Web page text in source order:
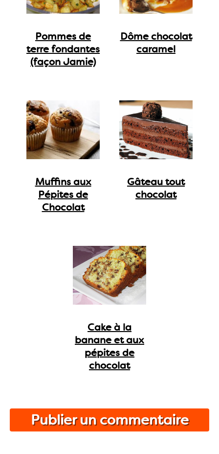
Pommes de
terre fondantes
(façon Jamie)
Dôme chocolat
caramel
Muffins aux
Pépites de
Chocolat
Gâteau tout
chocolat
Cake à la
banane et aux
pépites de
chocolat
Publier un commentaire